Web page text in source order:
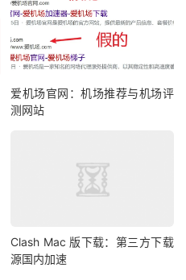
爱机场官网：机场推荐与机场评
测网站
Clash Mac 版下载：第三方下载
源国内加速